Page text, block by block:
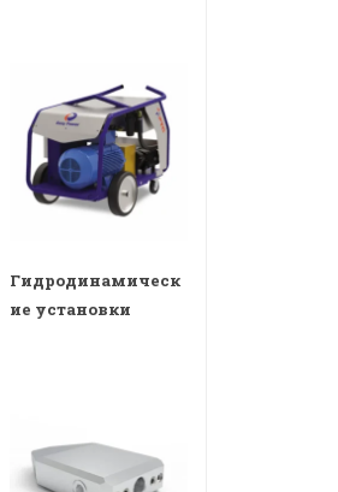
Гидродинамическ
ие установки